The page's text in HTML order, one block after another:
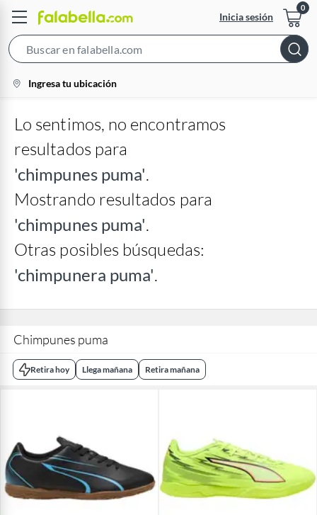
Inicia sesión
Bar
location-
icon
Ingresa tu ubicación
Lo sentimos, no encontramos
resultados para
'chimpunes puma'.
Mostrando resultados para
'chimpunes puma'.
Otras posibles búsquedas:
'chimpunera puma'.
Chimpunes puma
Retira hoy Llega mañana Retira mañana